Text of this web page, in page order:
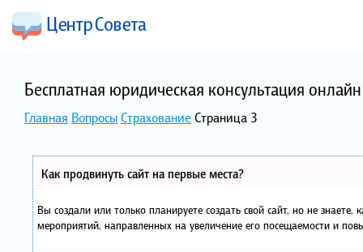
Бесплатная юридическая консультация
Главная ВопросыСтрахование Страница 3
Как продвинуть сайт на первые места?
Вы создали или только планируете создать свой сайт, но не
мероприятий, направленных на увеличение его посещаемости и